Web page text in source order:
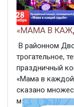
«МАМА В
В районном
трогательное,
праздничный
«Мама в
сказано
мамам, мамам